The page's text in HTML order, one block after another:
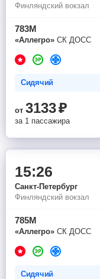
Финляндский вокзал
783М
«Аллегро» СК ДОСС
Сидячий
от 3133₽
за 1 пассажира
15:26
Санкт-Петербург
Финляндский вокзал
785М
«Аллегро» СК ДОСС
Сидячий